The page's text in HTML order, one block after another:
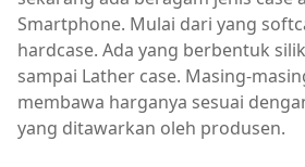
Smartphone. Mulai dari yang
hardcase. Ada yang berbentuk
sampai Lather case. Masing-
membawa harganya sesuai
yang ditawarkan oleh produsen.